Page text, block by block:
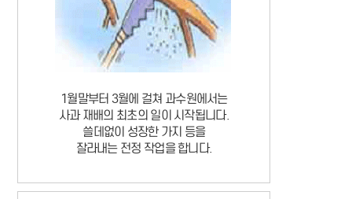
1월말부터 3월에 걸쳐 과수원에서는
사과 재배의 최초의 일이 시작됩니다.
쓸데없이 성장한 가지 등을
잘라내는 전정 작업을 합니다.